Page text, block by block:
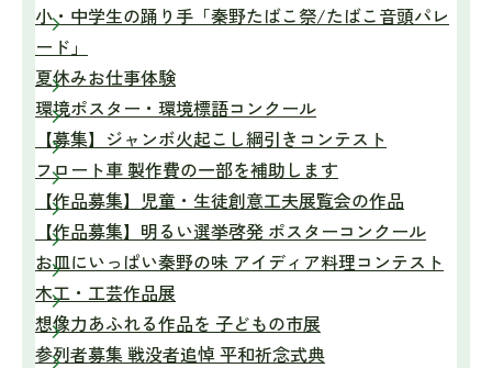
小・中学生の踊り手「秦野たばこ祭/たばこ音頭パレ
ード」
夏休みお仕事体験
環境ポスター・環境標語コンクール
【募集】ジャンボ火起こし綱引きコンテスト
フロート車 製作費の一部を補助します
【作品募集】児童・生徒創意工夫展覧会の作品
【作品募集】明るい選挙啓発 ポスターコンクール
お皿にいっぱい秦野の味 アイディア料理コンテスト
木工・工芸作品展
想像力あふれる作品を 子どもの市展
参列者募集 戦没者追悼 平和祈念式典